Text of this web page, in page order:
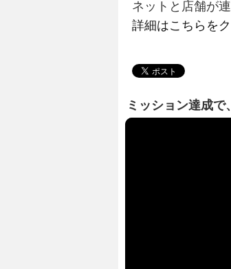
ネットと店舗が
詳細はこちらを
ミッション達成で